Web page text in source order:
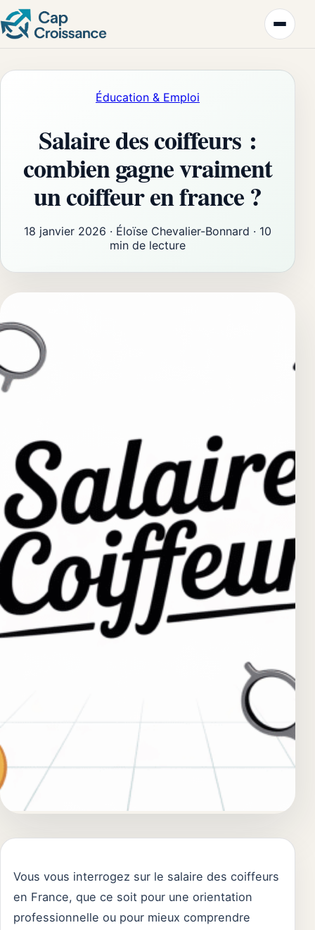
Éducation & Emploi
Salaire des coiffeurs :
combien gagne vraiment
un coiffeur en france ?
18 janvier 2026 · Éloïse Chevalier-Bonnard · 10
min de lecture
Vous vous interrogez sur le salaire des coiffeurs
en France, que ce soit pour une orientation
professionnelle ou pour mieux comprendre